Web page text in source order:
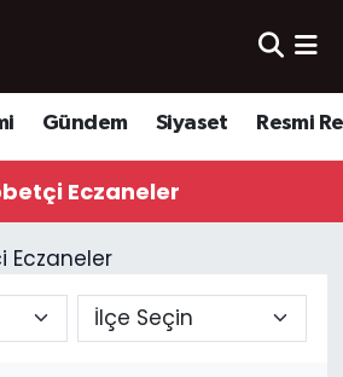
Gündem Siyaset Resmi
Eczaneler
Durumu ve Fikstür